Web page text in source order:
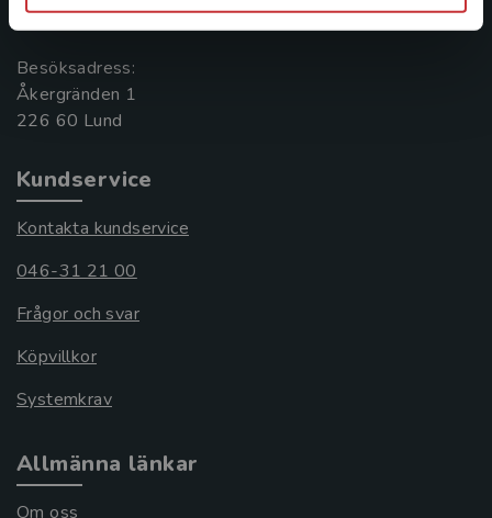
221 00 Lund
Besöksadress:
Åkergränden 1
Kundservice
Kontakta kundservice
046-31 21 00
Frågor och svar
Köpvillkor
Systemkrav
Allmänna länkar
Om oss